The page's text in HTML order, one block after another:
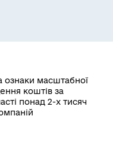
ознаки масштабної
коштів за
понад 2-х тисяч